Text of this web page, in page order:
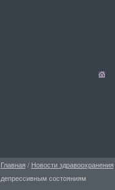
Главная / Новости здравоохранения
депрессивным состояниям